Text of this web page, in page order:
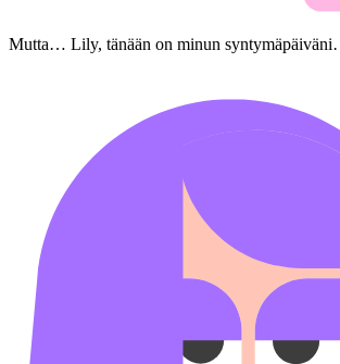
Mutta… Lily, tänään on minun